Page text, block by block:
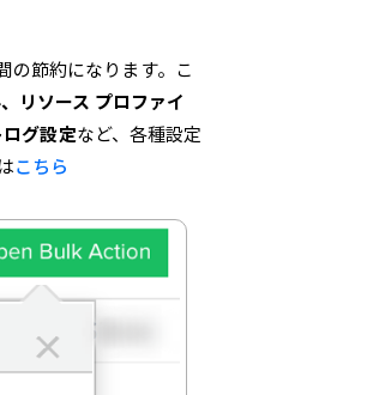
の節約になります。こ
リソース プロファイ
グ設定など、各種設定
こちら